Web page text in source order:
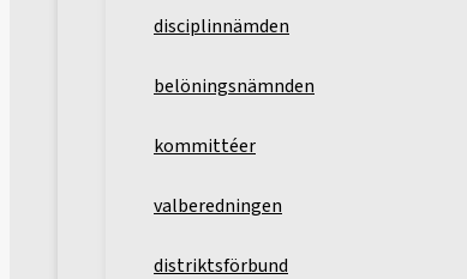
disciplinnämden
belöningsnämnden
kommittéer
valberedningen
distriktsförbund